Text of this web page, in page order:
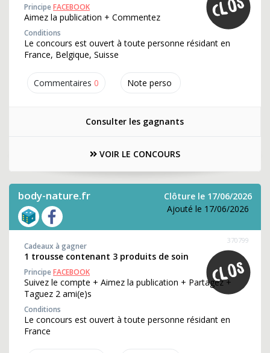
Commentaires 0 Note perso
PrincipeFACEBOOK
Aimez la publication + Commentez
Conditions
Le concours est ouvert à toute personne résidant en
France, Belgique, Suisse
Consulter les gagnants
VOIR LE CONCOURS
body-nature.fr
Clôture le 17/06/2026
Ajouté le 17/06/2026
370799
Cadeaux à gagner
1 trousse contenant 3 produits de soin
PrincipeFACEBOOK
Suivez le compte + Aimez la publication + Partagez +
Taguez 2 ami(e)s
Conditions
Le concours est ouvert à toute personne résidant en
France